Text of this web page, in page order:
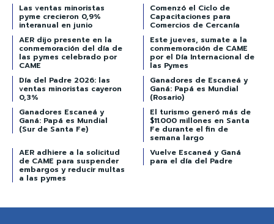
Las ventas minoristas
pyme crecieron 0,9%
interanual en junio
Comenzó el Ciclo de
Capacitaciones para
Comercios de Cercanía
AER dijo presente en la
conmemoración del día de
las pymes celebrado por
CAME
Este jueves, sumate a la
conmemoración de CAME
por el Día Internacional de
las Pymes
Día del Padre 2026: las
ventas minoristas cayeron
0,3%
Ganadores de Escaneá y
Ganá: Papá es Mundial
(Rosario)
Ganadores Escaneá y
Ganá: Papá es Mundial
(Sur de Santa Fe)
El turismo generó más de
$11.000 millones en Santa
Fe durante el fin de
semana largo
AER adhiere a la solicitud
de CAME para suspender
embargos y reducir multas
a las pymes
Vuelve Escaneá y Ganá
para el día del Padre